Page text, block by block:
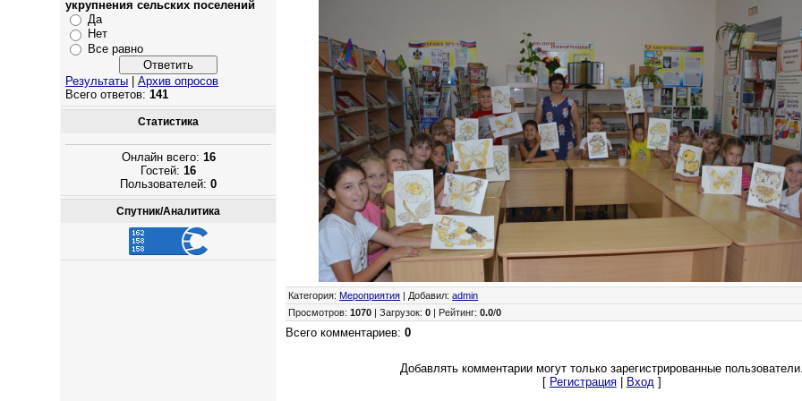
укрупнения сельских поселений
Да
Нет
Все равно
Результаты |Архив опросов
Всего ответов:141
Статистика
Онлайн всего: 16
Гостей:16
Пользователей:0
Спутник/Аналитика
Категория: Мероприятия Добавил:admin
Просмотров:1070 |Загрузок:0 Рейтинг:0.0/0
Всего комментариев:0
Добавлять комментарии могут только зарегистрированные
[ Регистрация| Вход]